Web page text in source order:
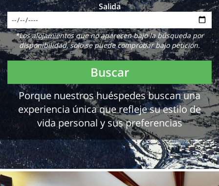
Salida
*Los alojamientos que no aparecen bajo la búsqueda por
disponibilidad, solo se puede comprobar bajo petición.
Buscar
Porque nuestros huéspedes buscan una
experiencia única que refleje su estilo de
vida personal y sus preferencias